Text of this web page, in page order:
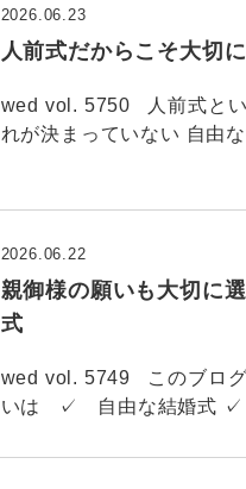
人前式だからこそ大切
2026.06.23
wed vol. 5750 人前式と
れが決まっていない 自由
親御様の願いも大切に
式
2026.06.22
wed vol. 5749 このブログ
いは ✓ 自由な結婚式 ✓